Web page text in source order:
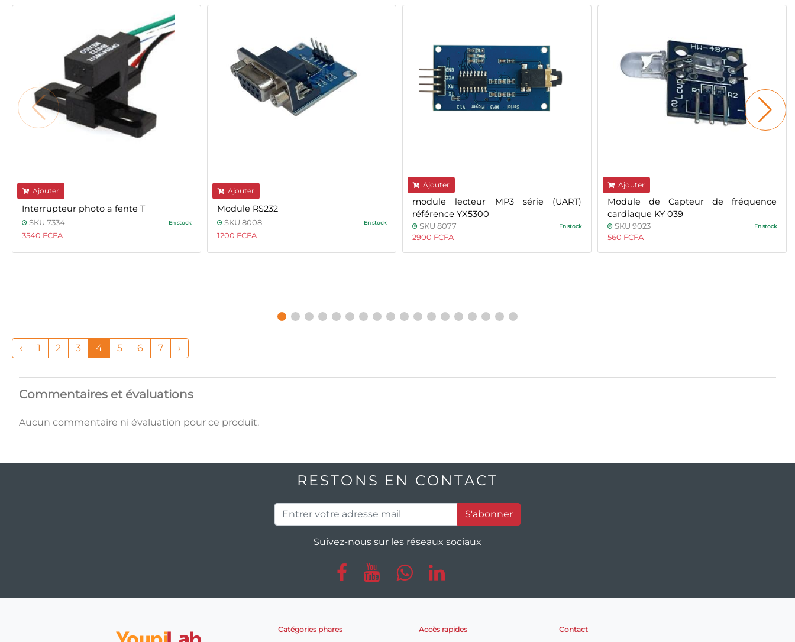
Ajouter
Interrupteur photo a fente T
SKU 7334 En stock
3540 FCFA
Ajouter
Module RS232
SKU 8008 En stock
1200 FCFA
Ajouter
module lecteur MP3 série (UART)
référence YX5300
SKU 8077 En stock
2900 FCFA
Ajouter
Module de Capteur de fréquence
cardiaque KY 039
SKU 9023 En stock
560 FCFA
‹ 1 2 3 4 5 6 7 ›
Commentaires et évaluations
Aucun commentaire ni évaluation pour ce produit.
RESTONS EN CONTACT
S'abonner
Suivez-nous sur les réseaux sociaux
Catégories phares Accès rapides Contact